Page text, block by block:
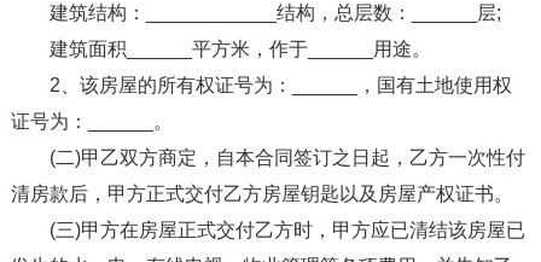
建筑结构：____________结构，总层数：______层;
建筑面积______平方米，作于______用途。
2、该房屋的所有权证号为：______，国有土地使用权
证号为：______。
(二)甲乙双方商定，自本合同签订之日起，乙方一次性付
清房款后，甲方正式交付乙方房屋钥匙以及房屋产权证书。
(三)甲方在房屋正式交付乙方时，甲方应已清结该房屋已